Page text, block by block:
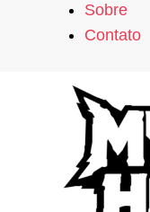
Sobre
Contato